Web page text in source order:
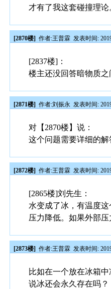
才有了我这套碰撞理论
[2870楼] 作者:王普霖 发表时间:
[2837楼]：
楼主还没回答暗物质
[2871楼] 作者:刘振永 发表时间:
对【2870楼】说：
这个问题需要详细的解
[2872楼] 作者:王普霖 发表时间:
[2865楼]刘先生：
水变成了冰，有温度
压力降低。如果外部
[2873楼] 作者:王普霖 发表时间:
比如在一个放在冰箱
说冰还会永久存在吗？